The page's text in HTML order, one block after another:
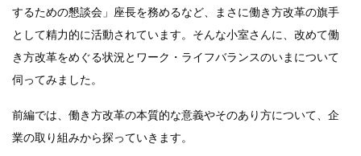
するための懇談会」座長を務めるなど、まさに働き方改革の旗手
として精力的に活動されています。そんな小室さんに、改めて働
き方改革をめぐる状況とワーク・ライフバランスのいまについて
伺ってみました。
前編では、働き方改革の本質的な意義やそのあり方について、企
業の取り組みから探っていきます。